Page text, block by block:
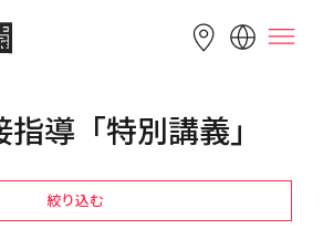
简体中文 繁體中文
Tiếng Việt
Bahasa
Indonesia
導「特別講義」
絞り込む